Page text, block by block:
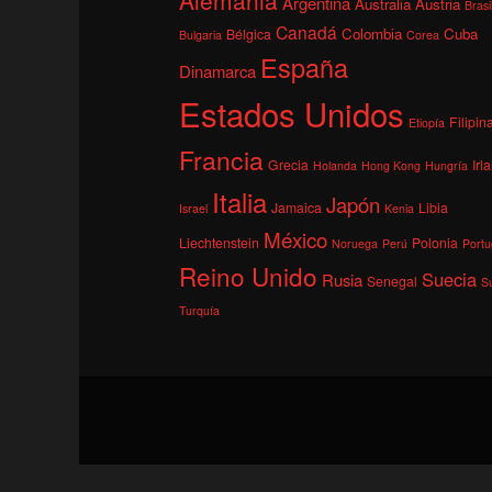
Brasil
Bulgaria Bélgica Canadá Colombia Corea Cuba
Dinamarca España
Estados Unidos Etiopía
Francia Grecia Holanda Hong Kong Hungría
Israel Italia Jamaica Japón Kenia Libia
Liechtenstein México Noruega Perú Polonia
Reino Unido Rusia Senegal Suecia
Turquía